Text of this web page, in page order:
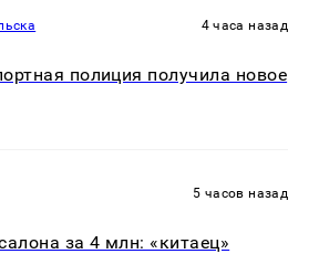
4 часа назад
полиция получила новое
5 часов назад
за 4 млн: «китаец»